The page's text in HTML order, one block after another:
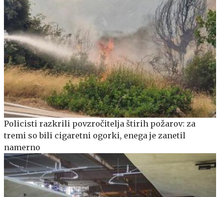
Policisti razkrili povzročitelja štirih požarov: za
tremi so bili cigaretni ogorki, enega je zanetil
namerno